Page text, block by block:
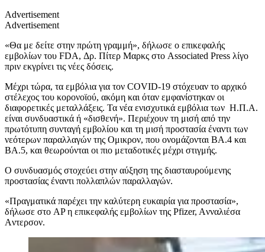
Advertisement
Advertisement
«Θα με δείτε στην πρώτη γραμμή», δήλωσε ο επικεφαλής
εμβολίων του FDA, Δρ. Πίτερ Mαρκς στο Associated Press λίγο
πριν εκγρίνει τις νέες δόσεις.
Μέχρι τώρα, τα εμβόλια για τον COVID-19 στόχευαν το αρχικό
στέλεχος του κορονοϊού, ακόμη και όταν εμφανίστηκαν οι
διαφορετικές μεταλλάξεις. Τα νέα ενισχυτικά εμβόλια των Η.Π.Α.
είναι συνδυαστικά ή «δισθενή». Περιέχουν τη μισή από την
πρωτότυπη συνταγή εμβολίου και τη μισή προστασία έναντι των
νεότερων παραλλαγών της Ομικρον, που ονομάζονται BA.4 και
BA.5, και θεωρούνται οι πιο μεταδοτικές μέχρι στιγμής.
Ο συνδυασμός στοχεύει στην αύξηση της διασταυρούμενης
προστασίας έναντι πολλαπλών παραλλαγών.
«Πραγματικά παρέχει την καλύτερη ευκαιρία για προστασία»,
δήλωσε στο AP η επικεφαλής εμβολίων της Pfizer, Aνναλιέσα
Aντερσον.